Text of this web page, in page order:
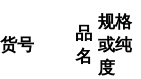
货号
品
名
规格
或纯
度